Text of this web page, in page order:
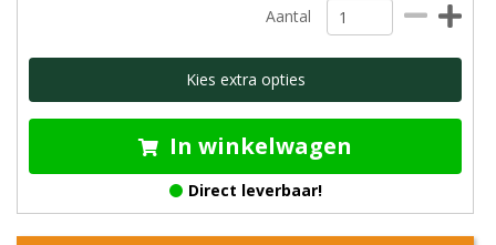
Aantal
Kies extra opties
In winkelwagen
Direct leverbaar!